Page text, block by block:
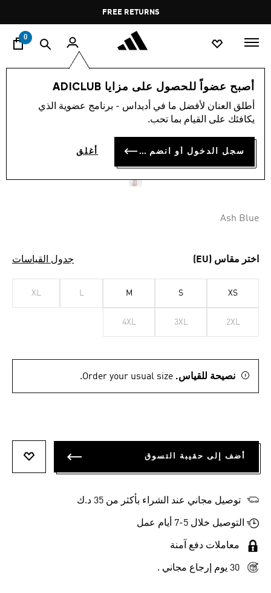
Pause
promotion
rotation
FREE RETURNS
0
أصبح عضواً للحصول على مزايا ADICLUB
أطلق العنان لأفضل ما في أديداس - برنامج عضوية الذي
يكافئك على القيام بما تحب.
سجل الدخول أو انضم الآن أغلق
الرجال ملابس
شورت سباحة ADICOLOR 8-
INCH
KD 12.75
Ash Blue
اختر مقاس (EU) جدول القياسات
XS
S
M
L
XL
2XL
3XL
4XL
نصيحة للقياس. Order your usual size.
أضف إلى حقيبة التسوق
توصيل مجاني عند الشراء بأكثر من 35 د.ك
التوصيل خلال 5-7 أيام عمل
معاملات دفع آمنة